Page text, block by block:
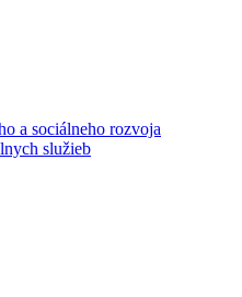
a sociálneho rozvoja
služieb